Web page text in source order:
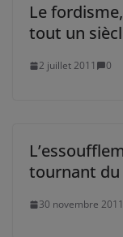
Le
tout un
2 juillet 2011 0
tournant du
30 novembre 2011